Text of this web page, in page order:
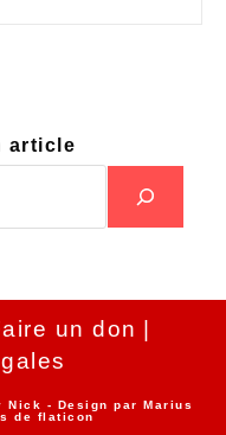
article
un don
Nick - Design par Marius
de flaticon